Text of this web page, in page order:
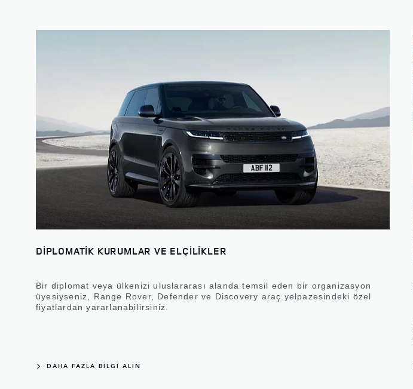
DİPLOMATİK KURUMLAR VE ELÇİLİKLER
Bir diplomat veya ülkenizi uluslararası alanda temsil eden bir organizasyon
üyesiyseniz, Range Rover, Defender ve Discovery araç yelpazesindeki özel
fiyatlardan yararlanabilirsiniz.
DAHA FAZLA BİLGİ ALIN